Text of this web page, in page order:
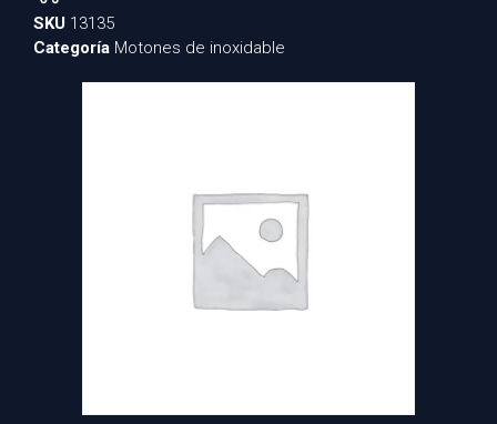
SKU 13135
Categoría Motones de inoxidable